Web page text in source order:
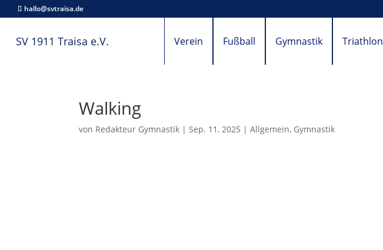
SV 1911 Traisa e.V. Verein Fußball Gymnastik Triathlon
hallo@svtraisa.de
Walking
von Redakteur Gymnastik |Sep. 11, 2025 |Allgemein, Gymnastik